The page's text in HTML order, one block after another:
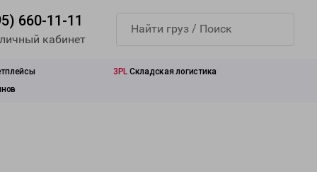
660-11-11
кабинет
3PL Складская логистика